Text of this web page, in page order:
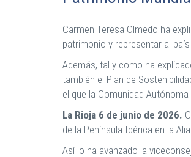
Carmen Teresa Olmedo ha
patrimonio y representar al
Además, tal y como ha
también el Plan de
el que la Comunidad
La Rioja 6 de junio de 2026.
de la Península Ibérica en la
Así lo ha avanzado la